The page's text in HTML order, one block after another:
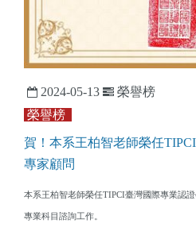
2024-05-13
榮譽榜
榮譽榜
賀！本系王柏智老師榮任
專家顧問
本系王柏智老師榮任TIPCI臺灣國際專業認
專業科目諮詢工作。